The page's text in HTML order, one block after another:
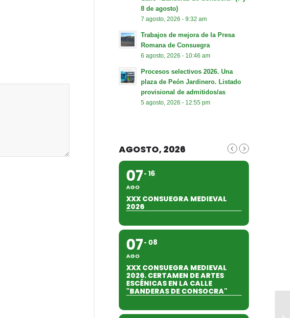
8 de agosto)
7 agosto, 2026 - 9:32 am
Trabajos de mejora de la Presa
Romana de Consuegra
6 agosto, 2026 - 10:46 am
Procesos selectivos 2026. Una
plaza de Peón Jardinero. Listado
provisional de admitidos/as
5 agosto, 2026 - 12:55 pm
AGOSTO, 2026
07
AGO
16
XXX CONSUEGRA MEDIEVAL
2026
07
AGO
08
XXX CONSUEGRA MEDIEVAL
2026. CERTAMEN DE ARTES
ESCÉNICAS EN LA CALLE
"BANDERAS DE CONSOCRA"